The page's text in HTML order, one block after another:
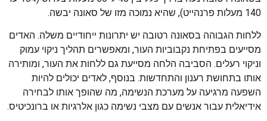
140 מעלות פרנהייט), שהיא נמוכה מזו של סאונה יבשה.
ללחות הגבוהה בסאונה רטובה יש יתרונות ייחודיים משלה. האדים
מסייעים בפתיחת נקבוביות העור, ומאפשרים תהליך ניקוי עמוק
וניקוי רעלים. הסביבה הלחה מסייעת גם ללחות את העור, ומותירה
אותו בתחושת רענון והתחדשות. בנוסף, לאדים יכולים להיות
השפעה מרגיעה על מערכת הנשימה, מה שהופך אותו לבחירה
אידיאלית עבור אנשים עם מצבי נשימה כגון אלרגיות או ברונכיטיס.